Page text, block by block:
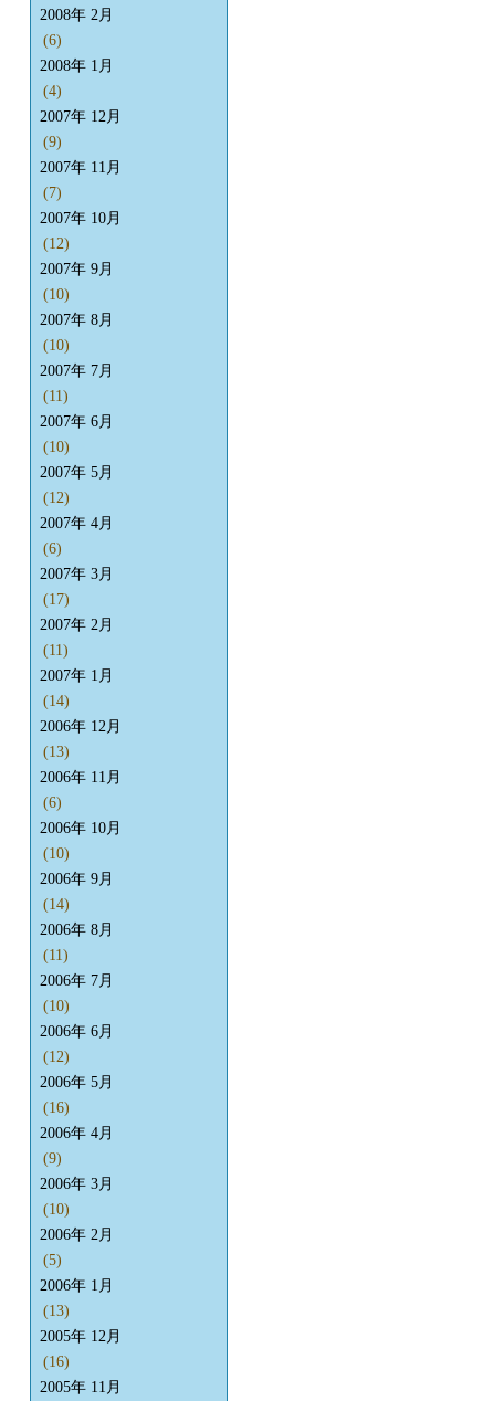
2008年 2月
(6)
2008年 1月
(4)
2007年 12月
(9)
2007年 11月
(7)
2007年 10月
(12)
2007年 9月
(10)
2007年 8月
(10)
2007年 7月
(11)
2007年 6月
(10)
2007年 5月
(12)
2007年 4月
(6)
2007年 3月
(17)
2007年 2月
(11)
2007年 1月
(14)
2006年 12月
(13)
2006年 11月
(6)
2006年 10月
(10)
2006年 9月
(14)
2006年 8月
(11)
2006年 7月
(10)
2006年 6月
(12)
2006年 5月
(16)
2006年 4月
(9)
2006年 3月
(10)
2006年 2月
(5)
2006年 1月
(13)
2005年 12月
(16)
2005年 11月